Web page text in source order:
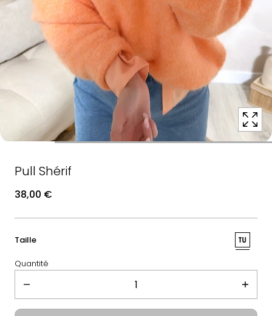
contextuelle
modale
Pull Shérif
38,00 €
Taille:
Quantité
la
la